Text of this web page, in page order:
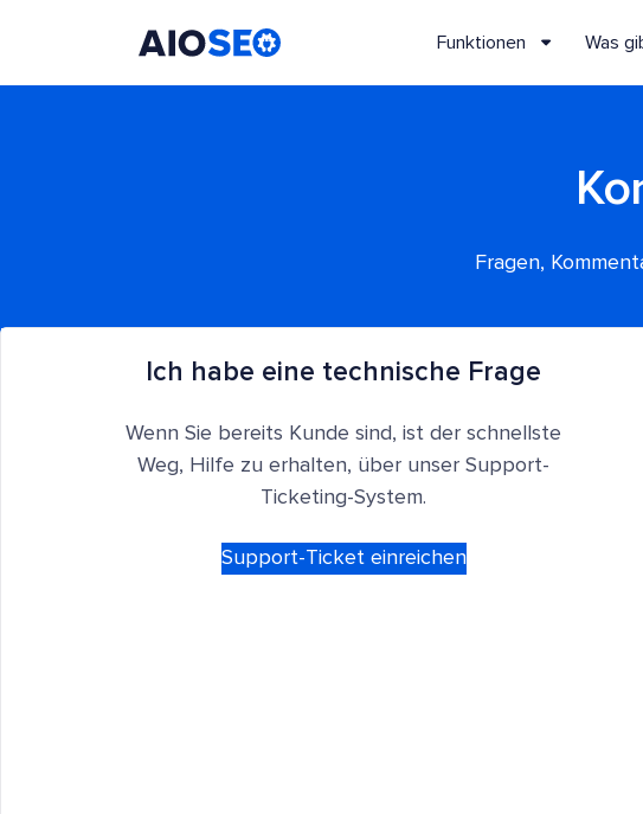
Funktionen Was
Fragen,
Ich habe eine technische Frage
Wenn Sie bereits Kunde sind, ist der schnellste
Weg, Hilfe zu erhalten, über unser Support-
Ticketing-System.
Support-Ticket einreichen